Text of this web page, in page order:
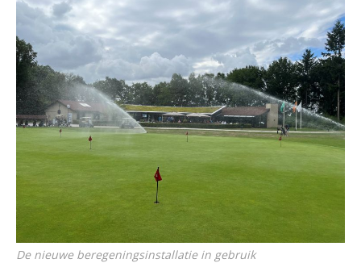
De nieuwe beregeningsinstallatie in gebruik